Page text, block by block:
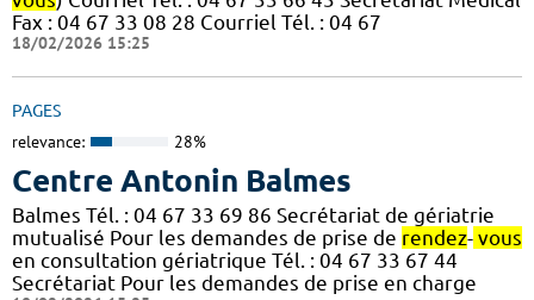
Fax : 04 67 33 08 28 Courriel Tél. : 04 67
18/02/2026 15:25
PAGES
relevance: 28%
Centre Antonin Balmes
Balmes Tél. : 04 67 33 69 86 Secrétariat de gériatrie
mutualisé Pour les demandes de prise de rendez- vous
en consultation gériatrique Tél. : 04 67 33 67 44
Secrétariat Pour les demandes de prise en charge